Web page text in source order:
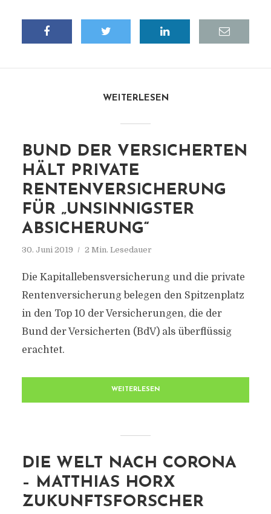
WEITERLESEN
BUND DER VERSICHERTEN
HÄLT PRIVATE
RENTENVERSICHERUNG
FÜR „UNSINNIGSTER
ABSICHERUNG“
30. Juni 2019 2 Min. Lesedauer
Die Kapitallebensversicherung und die private
Rentenversicherung belegen den Spitzenplatz
in den Top 10 der Versicherungen, die der
Bund der Versicherten (BdV) als überflüssig
erachtet.
WEITERLESEN
DIE WELT NACH CORONA
– MATTHIAS HORX
ZUKUNFTSFORSCHER